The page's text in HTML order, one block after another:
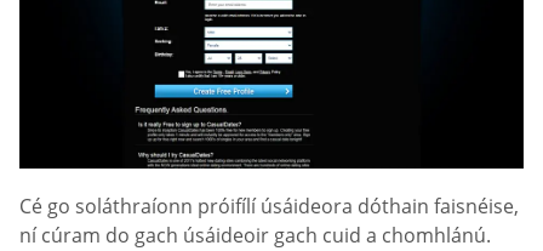
Cé go soláthraíonn próifílí úsáideora dóthain faisnéise,
ní cúram do gach úsáideoir gach cuid a chomhlánú.